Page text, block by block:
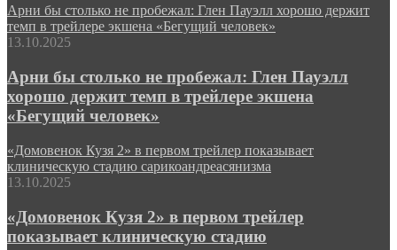
Арни бы столько не пробежал: Глен Пауэлл хорошо держит
темп в трейлере экшена «Бегущий человек»
13.10.2025
Арни бы столько не пробежал: Глен Пауэлл
хорошо держит темп в трейлере экшена
«Бегущий человек»
«Домовенок Кузя 2» в первом трейлер показывает
клиническую стадию сарикоандреасянизма
13.10.2025
«Домовенок Кузя 2» в первом трейлер
показывает клиническую стадию